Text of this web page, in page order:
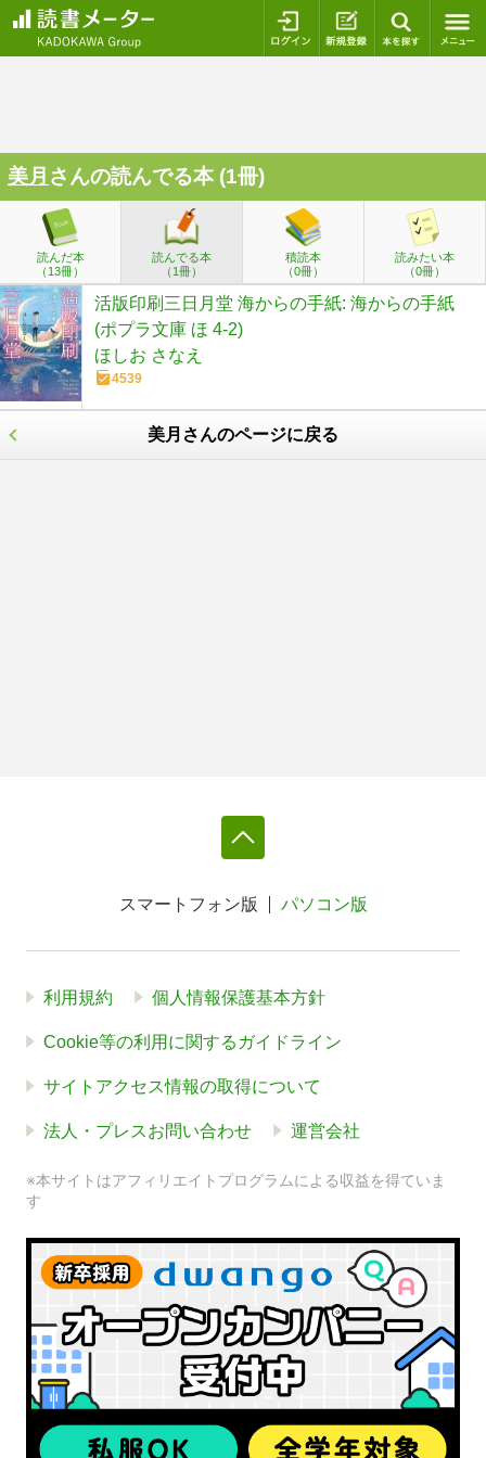
ログイン 新規登録
美月 さんの読んでる本 (1冊)
読んだ本
（13冊）
読んでる本
（1冊）
積読本
（0冊）
読みたい本
（0冊）
活版印刷三日月堂 海からの手紙: 海からの手紙
(ポプラ文庫 ほ 4-2)
ほしお さなえ
4539
美月さんのページに戻る
スマートフォン版 パソコン版
利用規約 個人情報保護基本方針
Cookie等の利用に関するガイドライン
サイトアクセス情報の取得について
法人・プレスお問い合わせ 運営会社
※本サイトはアフィリエイトプログラムによる収益を得ていま
す